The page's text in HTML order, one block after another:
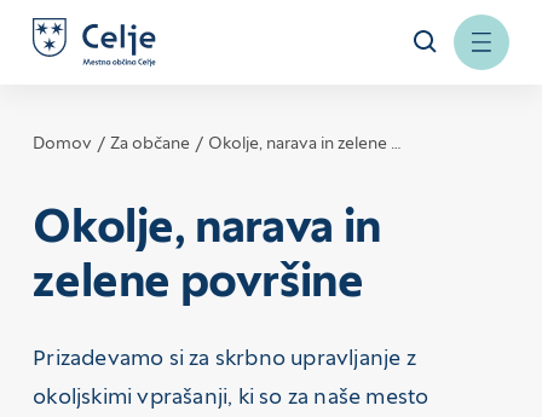
Domov Za občane Okolje, narava in zelene …
Okolje, narava in
zelene površine
Prizadevamo si za skrbno upravljanje z
okoljskimi vprašanji, ki so za naše mesto